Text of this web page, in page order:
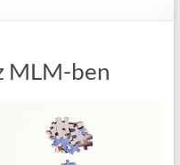
MLM-ben